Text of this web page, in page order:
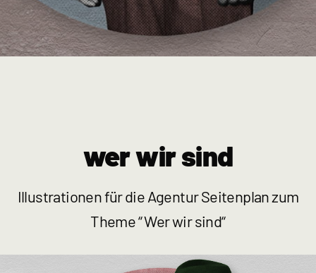
wer wir sind
Illustrationen für die Agentur Seitenplan zum
Theme “ Wer wir sind“